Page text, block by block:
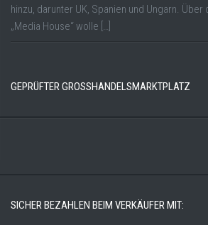
hinzu, darunter UK, Spanien und Ungarn.
„Media House“ wolle […]
GEPRÜFTER GROSSHANDELSMARKTPLATZ
SICHER BEZAHLEN BEIM VERKÄUFER MIT: